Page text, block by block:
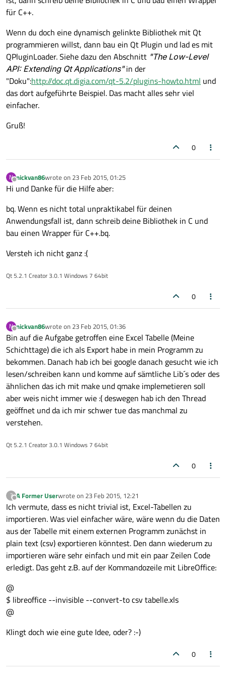
für C++.
Wenn du doch eine dynamisch gelinkte Bibliothek mit Qt
programmieren willst, dann bau ein Qt Plugin und lad es mit
QPluginLoader. Siehe dazu den Abschnitt "The Low-Level
API: Extending Qt Applications"in der
"Doku":http://doc.qt.digia.com/qt-5.2/plugins-howto.html und
das dort aufgeführte Beispiel. Das macht alles sehr viel
einfacher.
Gruß!
0
N
Offline
nickvan86wrote on 23 Feb 2015, 01:25
last edited by
Hi und Danke für die Hilfe aber:
bq. Wenn es nicht total unpraktikabel für deinen
Anwendungsfall ist, dann schreib deine Bibliothek in C und
bau einen Wrapper für C++.bq.
Versteh ich nicht ganz :(
Qt 5.2.1 Creator 3.0.1 Windows 7 64bit
0
N
Offline
nickvan86wrote on 23 Feb 2015, 01:36
last edited by
Bin auf die Aufgabe getroffen eine Excel Tabelle (Meine
Schichttage) die ich als Export habe in mein Programm zu
bekommen. Danach hab ich bei google danach gesucht wie ich
lesen/schreiben kann und komme auf sämtliche Lib´s oder des
ähnlichen das ich mit make und qmake implemetieren soll
aber weis nicht immer wie :( deswegen hab ich den Thread
geöffnet und da ich mir schwer tue das manchmal zu
verstehen.
Qt 5.2.1 Creator 3.0.1 Windows 7 64bit
0
?
Offline
A Former Userwrote on 23 Feb 2015, 12:21
last edited by
Ich vermute, dass es nicht trivial ist, Excel-Tabellen zu
importieren. Was viel einfacher wäre, wäre wenn du die Daten
aus der Tabelle mit einem externen Programm zunächst in
plain text (csv) exportieren könntest. Den dann wiederum zu
importieren wäre sehr einfach und mit ein paar Zeilen Code
erledigt. Das geht z.B. auf der Kommandozeile mit LibreOffice:
@
$ libreoffice --invisible --convert-to csv tabelle.xls
@
Klingt doch wie eine gute Idee, oder? :-)
0